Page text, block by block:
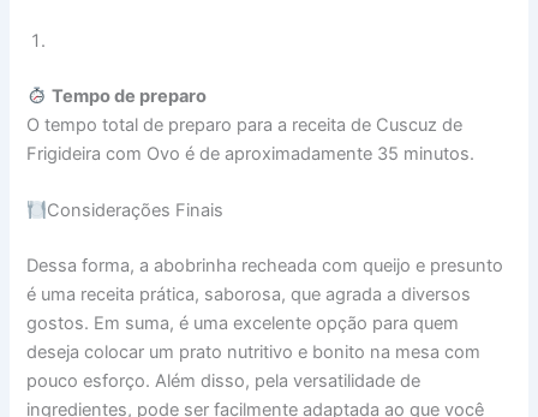
Tempo de preparo
O tempo total de preparo para a receita de Cuscuz de
Frigideira com Ovo é de aproximadamente 35 minutos.
Considerações Finais
Dessa forma, a abobrinha recheada com queijo e presunto
é uma receita prática, saborosa, que agrada a diversos
gostos. Em suma, é uma excelente opção para quem
deseja colocar um prato nutritivo e bonito na mesa com
pouco esforço. Além disso, pela versatilidade de
ingredientes, pode ser facilmente adaptada ao que você